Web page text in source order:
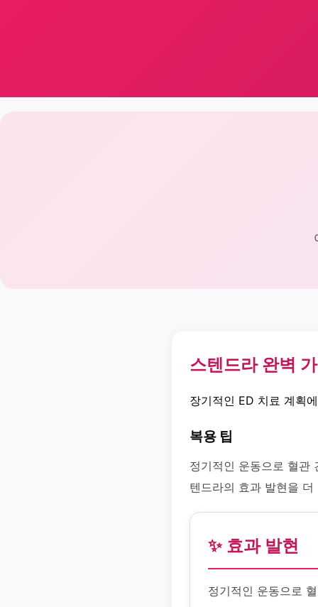
스텐드라 완벽
장기적인 ED 치료 계획
복용 팁
정기적인 운동으로 혈관
텐드라의 효과 발현을
✨ 효과 발현
정기적인 운동으로